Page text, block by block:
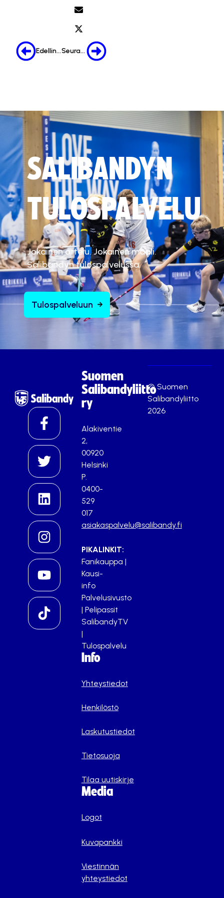
Edellinen Seuraava
SALIBANDYN
TULOSPALVELU
Jokainen ottelu. Jokainen maali.
Salibandyn tulospalvelussa.
Tulospalveluun
Suomen
Salibandyliitto
ry
Alakiventie
2,
00920
Helsinki
P.
0400-
529
017
asiakaspalvelu@salibandy.fi
PIKALINKIT:
Fanikauppa |
Kausi-
info
Palvelusivusto
| Pelipassit
SalibandyTV
|
Tulospalvelu
Info
Yhteystiedot
Henkilöstö
Laskutustiedot
Tietosuoja
Tilaa uutiskirje
Media
Logot
Kuvapankki
Viestinnän
yhteystiedot
© Suomen
Salibandyliitto
2026